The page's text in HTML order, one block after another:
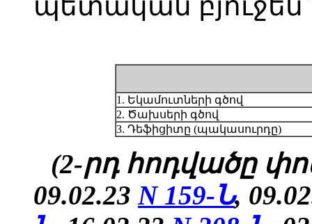
պետական բյուջեն՝
1. Եկամուտների գծով
2. Ծախսերի գծով
3. Դեֆիցիտը (պակասուրդը)
(2-րդ հոդվածը
09.02.23 N 159-Ն,